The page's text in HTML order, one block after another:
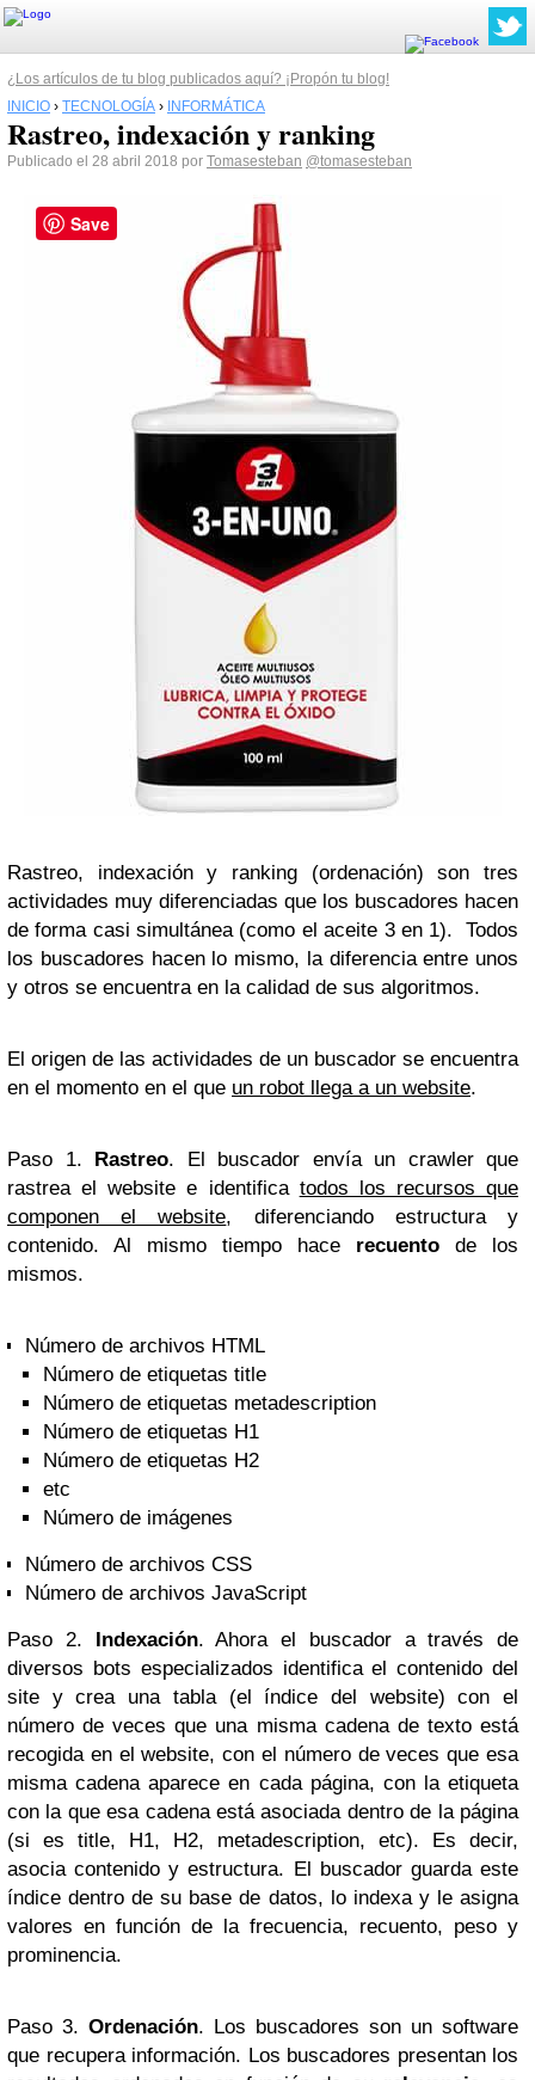
¿Los artículos de tu blog publicados aquí? ¡Propón tu blog!
INICIO › TECNOLOGÍA › INFORMÁTICA
Rastreo, indexación y ranking
Publicado el 28 abril 2018 por Tomasesteban @tomasesteban
Rastreo, indexación y ranking (ordenación) son tres
actividades muy diferenciadas que los buscadores hacen
de forma casi simultánea (como el aceite 3 en 1). Todos
los buscadores hacen lo mismo, la diferencia entre unos
y otros se encuentra en la calidad de sus algoritmos.
El origen de las actividades de un buscador se encuentra
en el momento en el que un robot llega a un website.
Paso 1. Rastreo. El buscador envía un crawler que
rastrea el website e identifica todos los recursos que
componen el website, diferenciando estructura y
contenido. Al mismo tiempo hace recuento de los
mismos.
Número de archivos HTML
Número de etiquetas title
Número de etiquetas metadescription
Número de etiquetas H1
Número de etiquetas H2
etc
Número de imágenes
Número de archivos CSS
Número de archivos JavaScript
Paso 2. Indexación. Ahora el buscador a través de
diversos bots especializados identifica el contenido del
site y crea una tabla (el índice del website) con el
número de veces que una misma cadena de texto está
recogida en el website, con el número de veces que esa
misma cadena aparece en cada página, con la etiqueta
con la que esa cadena está asociada dentro de la página
(si es title, H1, H2, metadescription, etc). Es decir,
asocia contenido y estructura. El buscador guarda este
índice dentro de su base de datos, lo indexa y le asigna
valores en función de la frecuencia, recuento, peso y
prominencia.
Paso 3. Ordenación. Los buscadores son un software
que recupera información. Los buscadores presentan los
Save